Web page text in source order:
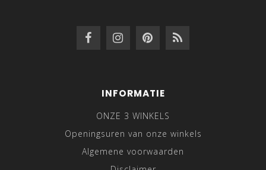
INFORMATIE
ONZE 3 WINKELS
Openingsuren van onze winkels
Algemene voorwaarden